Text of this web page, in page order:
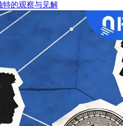
特的观察与见解